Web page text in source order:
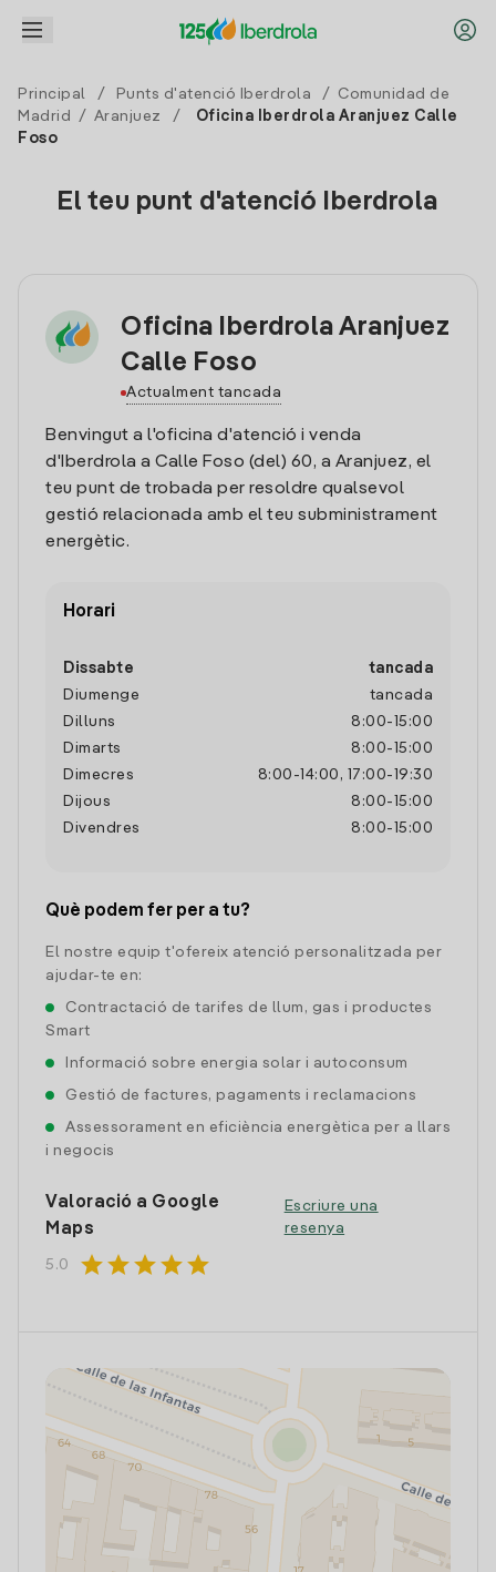
Principal / Punts d'atenció Iberdrola /
Comunidad de
Madrid
/ Aranjuez /
Oficina Iberdrola Aranjuez Calle
Foso
El teu punt d'atenció Iberdrola
Oficina Iberdrola Aranjuez
Calle Foso
Actualment tancada
Benvingut a l'oficina d'atenció i venda
d'Iberdrola a Calle Foso (del) 60, a Aranjuez, el
teu punt de trobada per resoldre qualsevol
gestió relacionada amb el teu subministrament
energètic.
Horari
Dissabte
tancada
Diumenge
tancada
Dilluns
8:00- 15:00
Dimarts
8:00- 15:00
Dimecres
8:00 - 14:00 , 17:00- 19:30
Dijous
8:00- 15:00
Divendres
8:00- 15:00
Què podem fer per a tu?
El nostre equip t'ofereix atenció personalitzada per
ajudar-te en:
Contractació de tarifes de llum, gas i productes
Smart
Informació sobre energia solar i autoconsum
Gestió de factures, pagaments i reclamacions
Assessorament en eficiència energètica per a llars
i negocis
Valoració a Google
Maps
5.0 starstarstarstarstar
Escriure una
resenya